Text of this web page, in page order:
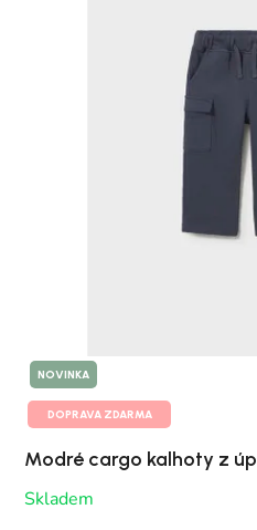
NOVINKA
DOPRAVA ZDARMA
Modré cargo kalhoty z
Skladem